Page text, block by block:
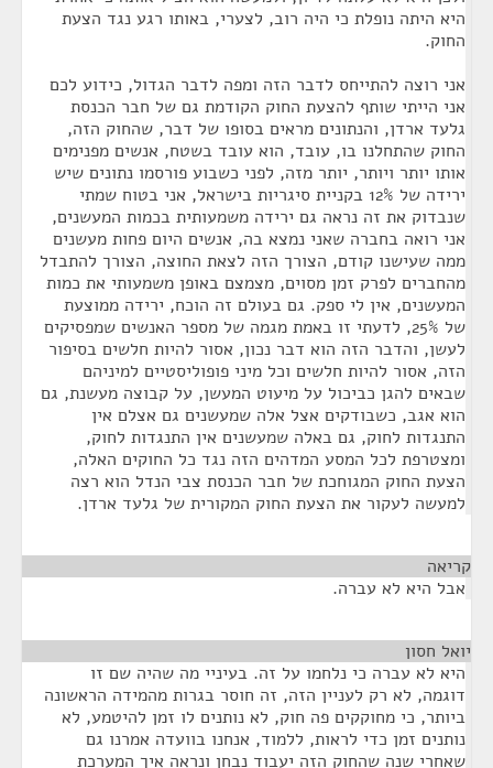
היא היתה נופלת כי היה רוב, לצערי, באותו רגע נגד הצעת
החוק.
אני רוצה להתייחס לדבר הזה ומפה לדבר הגדול, כידוע לכם
אני הייתי שותף להצעת החוק הקודמת גם של חבר הכנסת
גלעד ארדן, והנתונים מראים בסופו של דבר, שהחוק הזה,
החוק שהתחלנו בו, עובד, הוא עובד בשטח, אנשים מפנימים
אותו יותר ויותר, יותר מזה, לפני כשבוע פורסמו נתונים שיש
ירידה של 12% בקניית סיגריות בישראל, אני בטוח שמתי
שנבדוק את זה נראה גם ירידה משמעותית בכמות המעשנים,
אני רואה בחברה שאני נמצא בה, אנשים היום פחות מעשנים
ממה שעישנו קודם, הצורך הזה לצאת החוצה, הצורך להתבדל
מהחברים לפרק זמן מסוים, מצמצם באופן משמעותי את כמות
המעשנים, אין לי ספק. גם בעולם זה הוכח, ירידה ממוצעת
של 25%, לדעתי זו באמת מגמה של מספר האנשים שמפסיקים
לעשן, והדבר הזה הוא דבר נכון, אסור להיות חלשים בסיפור
הזה, אסור להיות חלשים וכל מיני פופוליסטיים למיניהם
שבאים להגן כביכול על מיעוט המעשן, על קבוצה מעשנת, גם
הוא אגב, כשבודקים אצל אלה שמעשנים גם אצלם אין
התנגדות לחוק, גם באלה שמעשנים אין התנגדות לחוק,
ומצטרפת לכל המסע המדהים הזה נגד כל החוקים האלה,
הצעת החוק המגוחכת של חבר הכנסת צבי הנדל הוא רצה
למעשה לעקור את הצעת החוק המקורית של גלעד ארדן.
קריאה
אבל היא לא עברה.
יואל חסון
היא לא עברה כי נלחמו על זה. בעיניי מה שהיה שם זו
דוגמה, לא רק לעניין הזה, זה חוסר בגרות מהמידה הראשונה
ביותר, כי מחוקקים פה חוק, לא נותנים לו זמן להיטמע, לא
נותנים זמן כדי לראות, ללמוד, אנחנו בוועדה אמרנו גם
שאחרי שנה שהחוק הזה יעבוד נבחן ונראה איך המערכת